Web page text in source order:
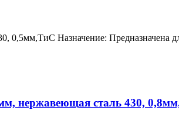
Назначение: Предназначена
нержавеющая сталь 430,